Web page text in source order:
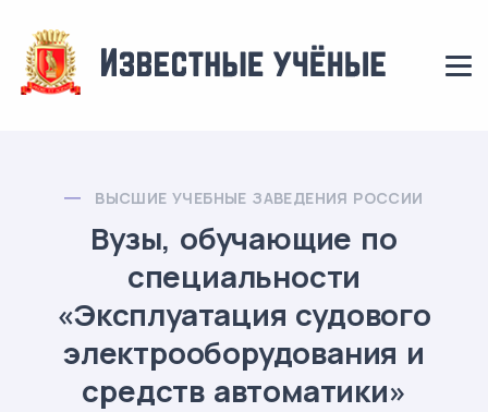
ВЫСШИЕ УЧЕБНЫЕ ЗАВЕДЕНИЯ РОССИИ
Вузы, обучающие по
специальности
«Эксплуатация судового
электрооборудования и
средств автоматики»